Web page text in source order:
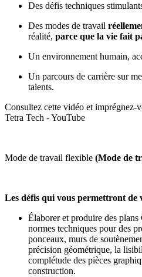
Des défis techniques
Des modes de travail
réalité, parce que la vie fait
Un environnement humain,
Un parcours de carrière sur
talents.
Consultez cette vidéo et imprégnez-
Tetra Tech - YouTube
Mode de travail flexible (Mode de
Les défis qui vous permettront de
Élaborer et produire des
normes techniques pour des
ponceaux, murs de
précision géométrique, la
complétude des pièces
construction.